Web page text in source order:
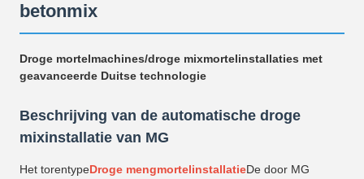
betonmix
Droge mortelmachines/droge mixmortelinstallaties met
geavanceerde Duitse technologie
Beschrijving van de automatische droge
mixinstallatie van MG
Het torentypeDroge mengmortelinstallatieDe door MG